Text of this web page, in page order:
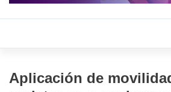
Aplicación de